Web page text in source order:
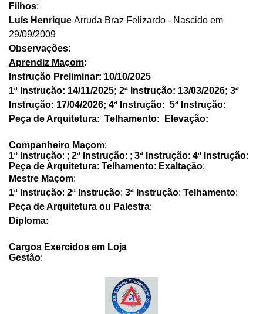
Filhos:
Luís Henrique Arruda Braz Felizardo - Nascido em
29/09/2009
Observações:
Aprendiz Maçom:
Instrução Preliminar: 10/10/2025
1ª Instrução: 14/11/2025; 2ª Instrução: 13/03/2026; 3ª
Instrução: 17/04/2026; 4ª Instrução: 5ª Instrução:
Peça de Arquitetura: Telhamento: Elevação:
Companheiro Maçom:
1ª Instrução: ; 2ª Instrução: ; 3ª Instrução: 4ª Instrução:
Peça de Arquitetura: Telhamento: Exaltação:
Mestre Maçom:
1ª Instrução: 2ª Instrução: 3ª Instrução: Telhamento:
Peça de Arquitetura ou Palestra:
Diploma:
Cargos Exercidos em Loja
Gestão: